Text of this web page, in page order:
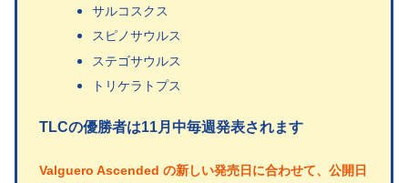
サルコスクス
スピノサウルス
ステゴサウルス
トリケラトプス
TLCの優勝者は11月中毎週発表されます
Valguero Ascended の新しい発売日に合わせて、公開日